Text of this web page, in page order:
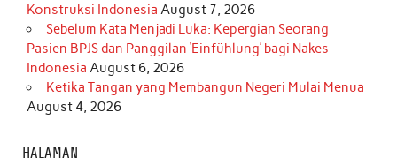
Konstruksi Indonesia August 7, 2026
Sebelum Kata Menjadi Luka: Kepergian Seorang
Pasien BPJS dan Panggilan ‘Einfühlung’ bagi Nakes
Indonesia August 6, 2026
Ketika Tangan yang Membangun Negeri Mulai Menua
August 4, 2026
HALAMAN